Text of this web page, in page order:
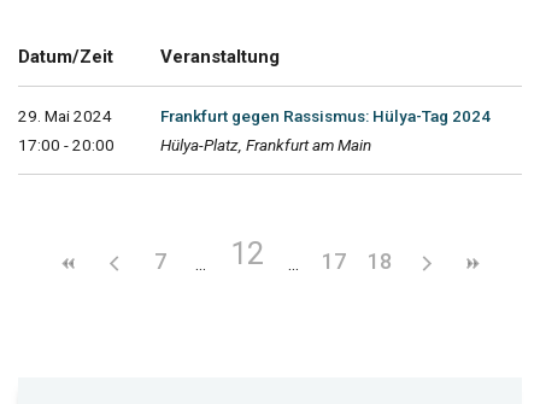
Datum/Zeit Veranstaltung
29. Mai 2024
17:00 - 20:00
Frankfurt gegen Rassismus: Hülya-Tag 2024
Hülya-Platz, Frankfurt am Main
7 12 17 18